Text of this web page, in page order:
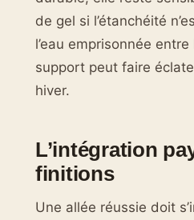
de gel si l’étanchéité
l’eau emprisonnée
support peut faire
hiver.
L’intégration
finitions
Une allée réussie doit